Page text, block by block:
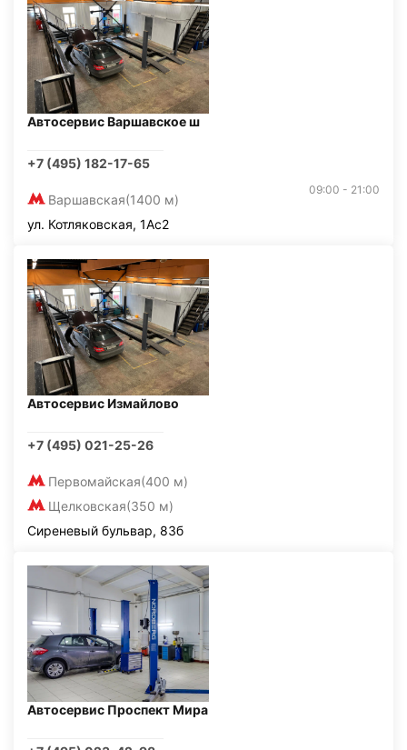
Автосервис Варшавское ш
+7 (495) 182-17-65
Варшавская(1400 м)
09:00 - 21:00
ул. Котляковская, 1Ас2
Автосервис Измайлово
+7 (495) 021-25-26
Первомайская(400 м)
Щелковская(350 м)
Сиреневый бульвар, 83б
Автосервис Проспект Мира